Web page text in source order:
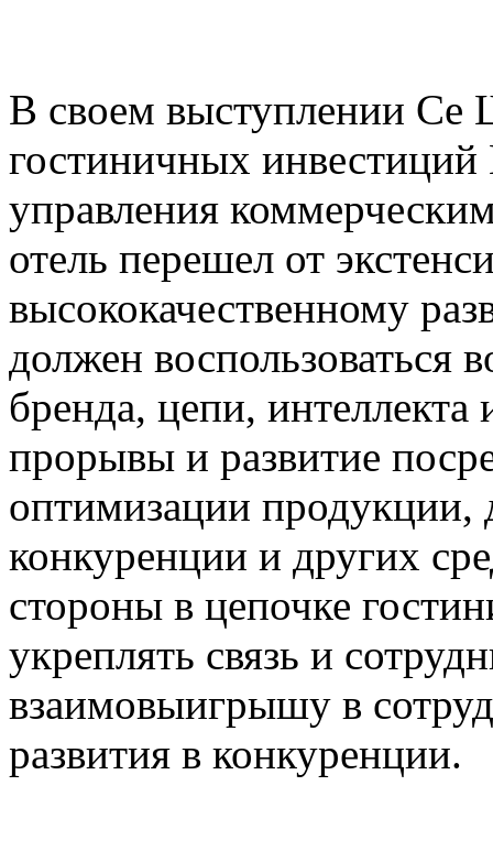
В своем выступлении Се
гостиничных
управления
отель перешел от
высококачественному
должен воспользоваться
бренда, цепи,
прорывы и развитие
оптимизации
конкуренции и других
стороны в цепочке
укреплять связь и
взаимовыигрышу в
развития в конкуренции.